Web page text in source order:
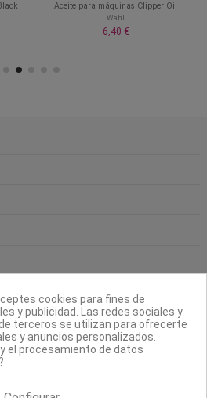
Aceite para máquinas Clipper Oil
Wahl
6,40 €
cookies para fines de
y publicidad. Las redes sociales y
terceros se utilizan para ofrecerte
y anuncios personalizados.
el procesamiento de datos